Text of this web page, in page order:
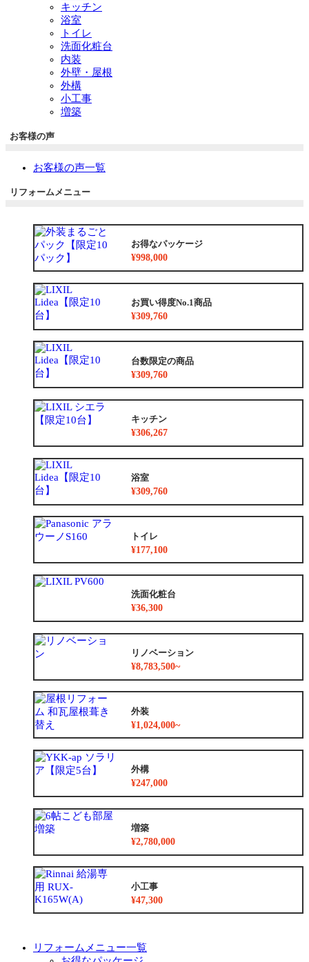
キッチン
浴室
トイレ
洗面化粧台
内装
外壁・屋根
外構
小工事
増築
お客様の声
お客様の声一覧
リフォームメニュー
お得なパッケージ
¥998,000
お買い得度No.1商品
¥309,760
台数限定の商品
¥309,760
キッチン
¥306,267
浴室
¥309,760
トイレ
¥177,100
洗面化粧台
¥36,300
リノベーション
¥8,783,500~
外装
¥1,024,000~
外構
¥247,000
増築
¥2,780,000
小工事
¥47,300
リフォームメニュー一覧